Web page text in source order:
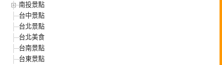
南投景點
台中景點
台北景點
台北美食
台南景點
台東景點